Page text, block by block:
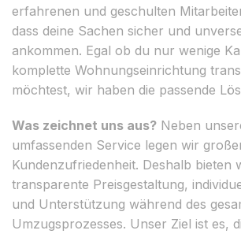
erfahrenen und geschulten
dass deine Sachen sicher und
ankommen. Egal ob du nur wenige
komplette Wohnungseinrichtung
möchtest, wir haben die passende
Was zeichnet uns aus? Neben
umfassenden Service legen wir
Kundenzufriedenheit. Deshalb bieten
transparente Preisgestaltung,
und Unterstützung während des
Umzugsprozesses. Unser Ziel ist es,